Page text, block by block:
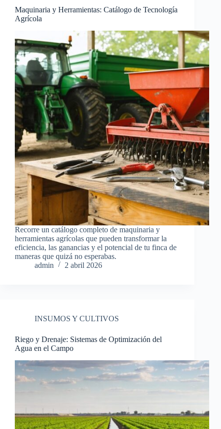
Maquinaria y Herramientas: Catálogo de Tecnología
Agrícola
Recorre un catálogo completo de maquinaria y
herramientas agrícolas que pueden transformar la
eficiencia, las ganancias y el potencial de tu finca de
maneras que quizá no esperabas.
admin
2 abril 2026
INSUMOS Y CULTIVOS
Riego y Drenaje: Sistemas de Optimización del
Agua en el Campo